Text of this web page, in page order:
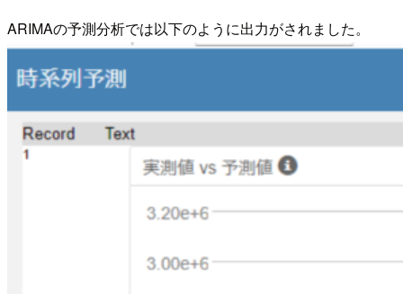
ARIMAの予測分析では以下のように出力がされました。